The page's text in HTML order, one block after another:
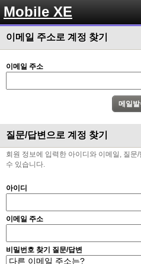
Mobile XE
이메일 주소로 계정 찾기
이메일 주소
질문/답변으로 계정 찾기
회원 정보에 입력한 아이디와 이메일, 질
수 있습니다.
아이디
이메일 주소
비밀번호 찾기 질문/답변